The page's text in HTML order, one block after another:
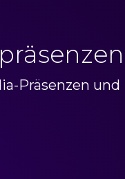
Präsenzen und